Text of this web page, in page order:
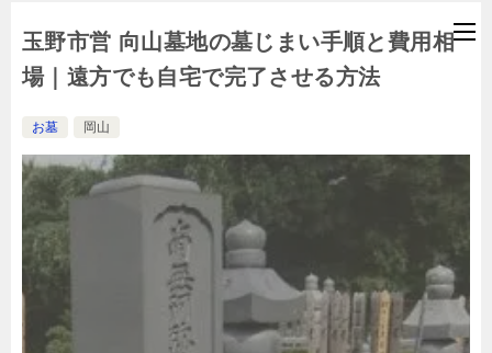
玉野市営 向山墓地の墓じまい手順と費用相
場｜遠方でも自宅で完了させる方法
お墓 岡山